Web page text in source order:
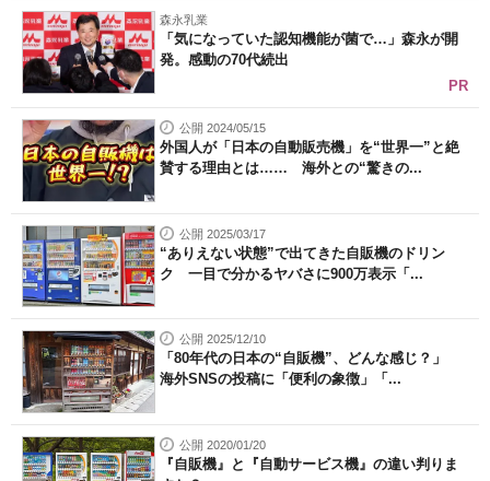
森永乳業
「気になっていた認知機能が菌で…」森永が開
発。感動の70代続出
PR
公開 2024/05/15
外国人が「日本の自動販売機」を“世界一”と絶
賛する理由とは…… 海外との“驚きの...
公開 2025/03/17
“ありえない状態”で出てきた自販機のドリン
ク 一目で分かるヤバさに900万表示「...
公開 2025/12/10
「80年代の日本の“自販機”、どんな感じ？」
海外SNSの投稿に「便利の象徴」「...
公開 2020/01/20
『自販機』と『自動サービス機』の違い判りま